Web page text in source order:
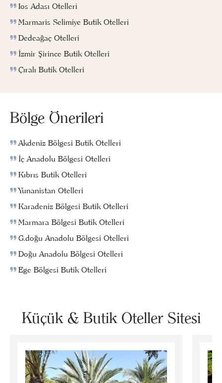
Ios Adası Otelleri
Marmaris Selimiye Butik Otelleri
Dedeağaç Otelleri
İzmir Şirince Butik Otelleri
Çıralı Butik Otelleri
Bölge Önerileri
Akdeniz Bölgesi Butik Otelleri
İç Anadolu Bölgesi Otelleri
Kıbrıs Butik Otelleri
Yunanistan Otelleri
Karadeniz Bölgesi Butik Otelleri
Marmara Bölgesi Butik Otelleri
G.doğu Anadolu Bölgesi Otelleri
Doğu Anadolu Bölgesi Otelleri
Ege Bölgesi Butik Otelleri
Küçük & Butik Oteller Sitesi